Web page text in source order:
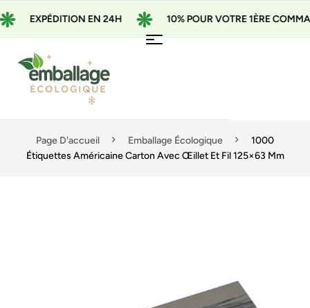
EXPÉDITION EN 24H 10% POUR VOTRE 1ÈRE
Page D'accueil Emballage Écologique
1000
Étiquettes Américaine Carton Avec Œillet Et Fil 125×63 Mm